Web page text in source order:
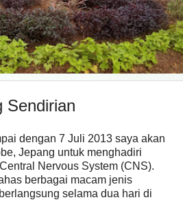
Sendirian
dengan 7 Juli 2013 saya akan
Jepang untuk menghadiri
Nervous System (CNS).
berbagai macam jenis
selama dua hari di